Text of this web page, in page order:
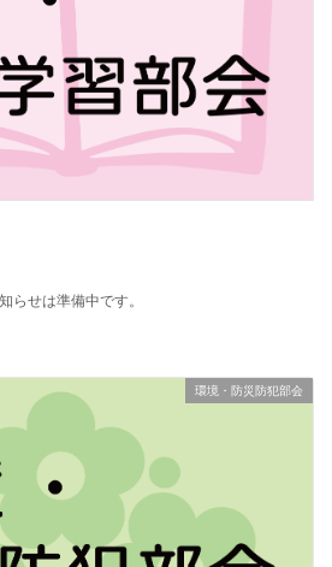
らせは準備中です。
環境・防災防犯部会